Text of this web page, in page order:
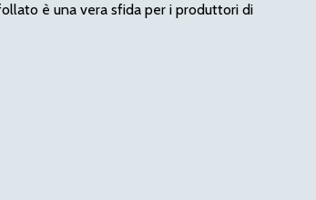
è una vera sfida per i produttori di